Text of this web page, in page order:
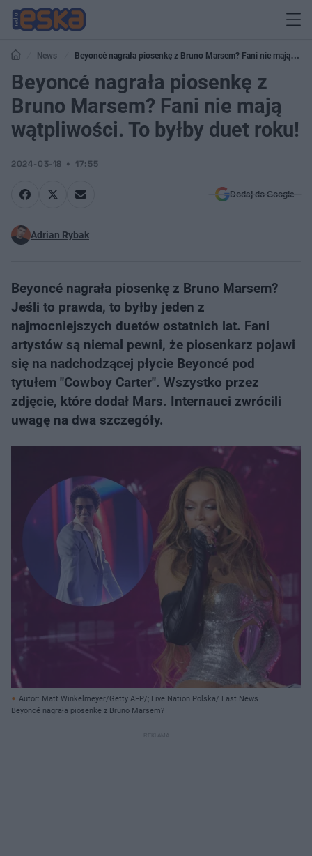
News
Beyoncé nagrała piosenkę z Bruno Marsem? Fani nie mają
wątpliwości. To byłby duet roku!
Beyoncé nagrała piosenkę z
Bruno Marsem? Fani nie mają
wątpliwości. To byłby duet roku!
2024-03-18 17:55
Dodaj do Google
Adrian Rybak
Beyoncé nagrała piosenkę z Bruno Marsem?
Jeśli to prawda, to byłby jeden z
najmocniejszych duetów ostatnich lat. Fani
artystów są niemal pewni, że piosenkarz pojawi
się na nadchodzącej płycie Beyoncé pod
tytułem "Cowboy Carter". Wszystko przez
zdjęcie, które dodał Mars. Internauci zwrócili
uwagę na dwa szczegóły.
Autor: Matt Winkelmeyer/Getty AFP/; Live Nation Polska/ East News
Beyoncé nagrała piosenkę z Bruno Marsem?